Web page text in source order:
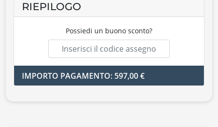
RIEPILOGO
Possiedi un buono sconto?
IMPORTO PAGAMENTO: 597,00 €